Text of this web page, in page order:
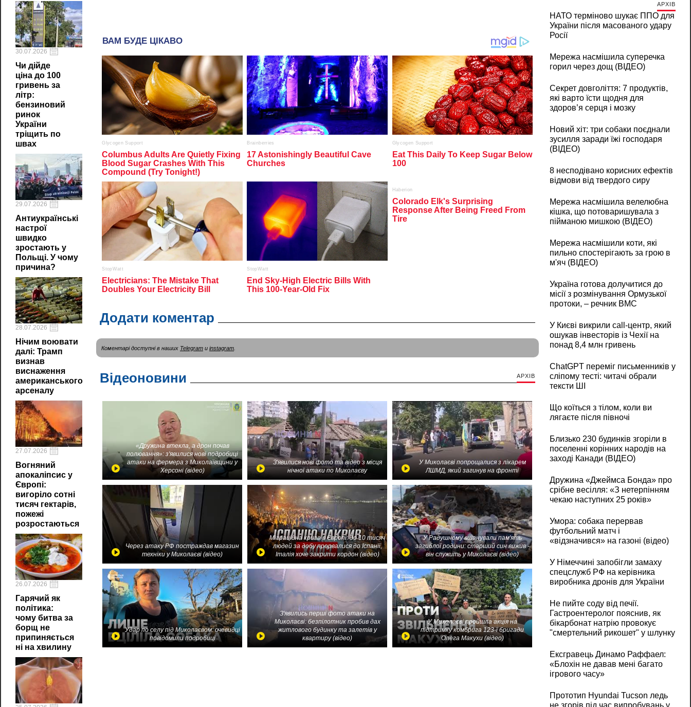
30.07.2026
Чи дійде
ціна до 100
гривень за
літр:
бензиновий
ринок
України
тріщить по
швах
29.07.2026
Антиукраїнські
настрої
швидко
зростають у
Польщі. У чому
причина?
28.07.2026
Нічим воювати
далі: Трамп
визнав
виснаження
американського
арсеналу
27.07.2026
Вогняний
апокаліпсис у
Європі:
вигоріло сотні
тисяч гектарів,
пожежі
розростаються
26.07.2026
Гарячий як
політика:
чому битва за
борщ не
припиняється
ні на хвилину
Додати коментар
Коментарі доступні в наших Telegram и instagram
Відеоновини АРХІВ
«Дружина втекла, а дрон почав
полювання»: з'явилися нові подробиці
атаки на фермера з Миколаївщини у
Херсоні (відео)
З'явилися нові фото та відео з місця
нічної атаки по Миколаєву
У Миколаєві попрощалися з лікарем
ЛШМД, який загинув на фронті
Через атаку РФ постраждав магазин
техніки у Миколаєві (відео)
Міграційна криза в Європі: до 10 тисяч
людей за добу прорвалися до Іспанії,
Італія хоче закрити кордон (відео)
У Радушному вшанували пам'ять
загиблої родини: старший син вижив -
він служить у Миколаєві (відео)
Удар по селу під Миколаєвом: очевидці
повідомили подробиці
З'явились перші фото атаки на
Миколаєві: безпілотник пробив дах
житлового будинку та залетів у
квартиру (відео)
У Миколаєві пройшла акція на
підтримку комбрига 123-ї бригади
Олега Макухи (відео)
АРХІВ
НАТО терміново шукає ППО для
України після масованого удару
Росії
Мережа насмішила суперечка
горил через дощ (ВІДЕО)
Секрет довголіття: 7 продуктів,
які варто їсти щодня для
здоров’я серця і мозку
Новий хіт: три собаки поєднали
зусилля заради їжі господаря
(ВІДЕО)
8 несподівано корисних ефектів
відмови від твердого сиру
Мережа насмішила велелюбна
кішка, що потоваришувала з
пійманою мишкою (ВІДЕО)
Мережа насмішили коти, які
пильно спостерігають за грою в
м'яч (ВІДЕО)
Україна готова долучитися до
місії з розмінування Ормузької
протоки, – речник ВМС
У Києві викрили call-центр, який
ошукав інвесторів із Чехії на
понад 8,4 млн гривень
ChatGPT переміг письменників у
сліпому тесті: читачі обрали
тексти ШІ
Що коїться з тілом, коли ви
лягаєте після півночі
Близько 230 будинків згоріли в
поселенні корінних народів на
заході Канади (ВІДЕО)
Дружина «Джеймса Бонда» про
срібне весілля: «З нетерпінням
чекаю наступних 25 років»
Умора: собака перервав
футбольний матч і
«відзначився» на газоні (відео)
У Німеччині запобігли замаху
спецслужб РФ на керівника
виробника дронів для України
Не пийте соду від печії.
Гастроентеролог пояснив, як
бікарбонат натрію провокує
"смертельний рикошет" у шлунку
Ексгравець Динамо Раффаел:
«Блохін не давав мені багато
ігрового часу»
Прототип Hyundai Tucson ледь